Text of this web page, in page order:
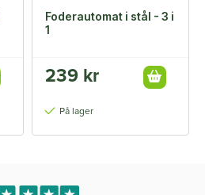
Foderautomat i stål - 3 i
1
239 kr
På lager